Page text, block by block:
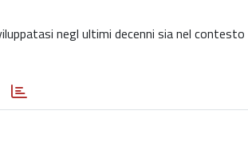
negl ultimi decenni sia nel contesto